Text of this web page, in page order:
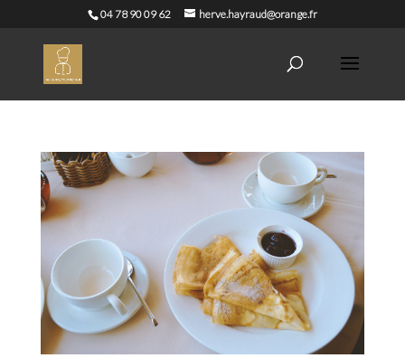
04 78 90 09 62 herve.hayraud@orange.fr